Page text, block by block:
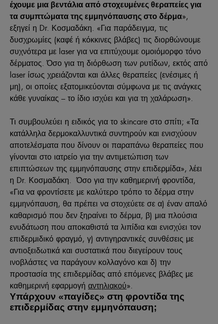
έχουμε μια βεντάλια από στοχευμένες θεραπείες για
τα συμπτώματα της εμμηνόπαυσης στο δέρμα»,
εξηγεί η Dr. Κοσμαδάκη. «Για παράδειγμα, τις
δυσχρωμίες (καφέ ή κόκκινες βλάβες) τις διορθώνουμε
συχνότερα με laser για να επιτύχουμε ομοιόμορφο τόνο
δέρματος. Όσο για τη διόρθωση των ρυτίδων, εκτός από
laser ίσως χρειάζονται και άλλες θεραπείες (ενέσιμες ή
μη), οι οποίες εξατομικεύονται σύμφωνα με τις ανάγκες
κάθε γυναίκας – το ίδιο ισχύει και για τη χαλάρωση».
Τι συμβουλεύει η ειδικός για το skincare στο σπίτι; «Τα
κατάλληλα δερμοκαλλυντικά συντηρούν και ενισχύουν
αποτελέσματα που δίνουν οι παραπάνω θεραπείες που
γίνονται στο ιατρείο για την αντιμετώπιση των
επιπτώσεων της εμμηνόπαυσης στην επιδερμίδα», λέει
η Dr. Κοσμαδάκη. Όσο για την καθημερινή φροντίδα,
«Για να φροντίσετε με καλύτερο τρόπο το δέρμα στην
εμμηνόπαυση, θα πρέπει να στοχεύετε σε α) έναν απαλό
καθαρισμό που δεν ξηραίνει το δέρμα, β) μια πλούσια
ενυδάτωση που αποκαθιστά τα λιπίδια και ενισχύει τον
επιδερμιδικό φραγμό, γ) αντιγηραντικές συνθέσεις με
αντιοξειδωτικά και συστατικά που διεγείρουν τους
ινοβλάστες να παράγουν κολλαγόνο και δ) την
προστασία της επιδερμίδας από επόμενες βλάβες με
καθημερινή εφαρμογή αντηλιακού».
Υπάρχουν «παγίδες» στη φροντίδα της
επιδερμίδας στην εμμηνόπαυση;